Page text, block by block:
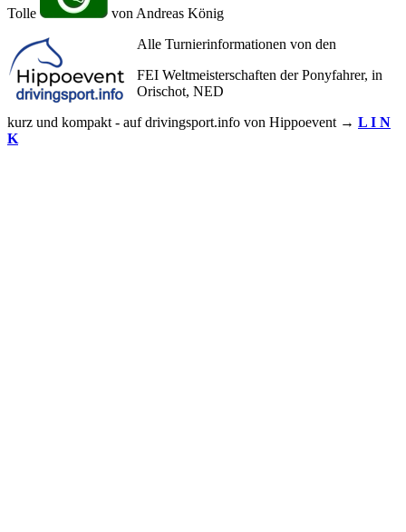
Tolle
von Andreas König
Alle Turnierinformationen von den
FEI Weltmeisterschaften der Ponyfahrer, in
Orischot, NED
kurz und kompakt - auf drivingsport.info von Hippoevent → L I N
K